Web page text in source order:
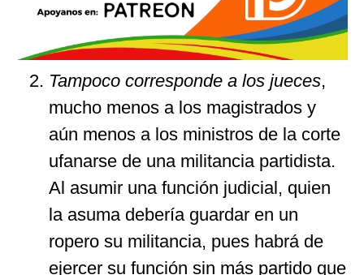
Tampoco corresponde a los jueces,
mucho menos a los magistrados y
aún menos a los ministros de la corte
ufanarse de una militancia partidista.
Al asumir una función judicial, quien
la asuma debería guardar en un
ropero su militancia, pues habrá de
ejercer su función sin más partido que